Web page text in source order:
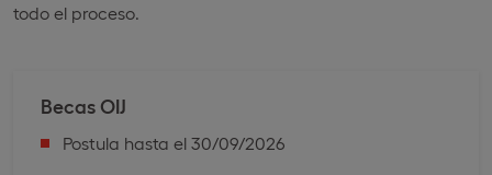
todo el proceso.
Becas OIJ
Postula hasta el 30/09/2026